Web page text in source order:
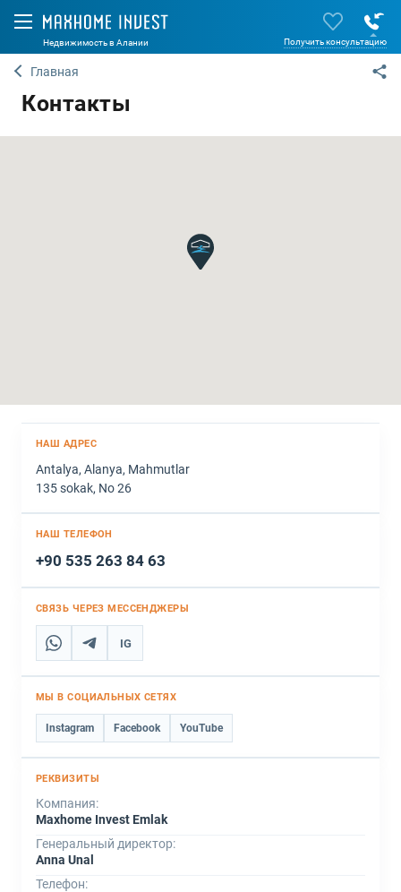
Недвижимость в Алании Получить консультацию
Главная
Контакты
НАШ АДРЕС
Antalya, Alanya, Mahmutlar
135 sokak, No 26
НАШ ТЕЛЕФОН
+90 535 263 84 63
СВЯЗЬ ЧЕРЕЗ МЕССЕНДЖЕРЫ
IG
МЫ В СОЦИАЛЬНЫХ СЕТЯХ
Instagram Facebook YouTube
РЕКВИЗИТЫ
Компания:
Maxhome Invest Emlak
Генеральный директор:
Anna Unal
Телефон: